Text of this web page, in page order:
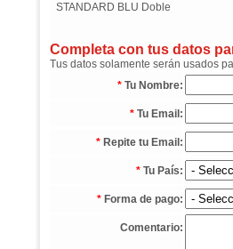
STANDARD BLU Doble
Completa con tus datos
Tus datos solamente serán usados
* Tu Nombre:
* Tu Email:
* Repite tu Email:
* Tu País:
* Forma de pago:
Comentario: